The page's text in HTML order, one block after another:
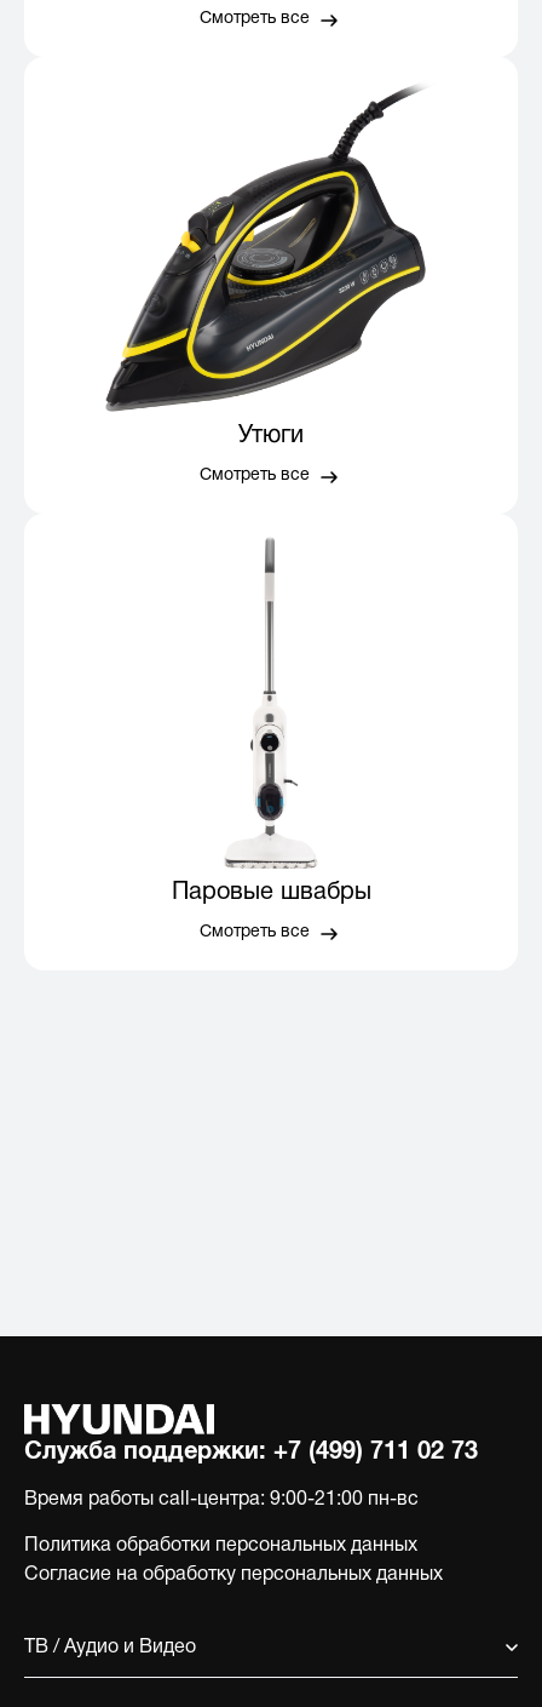
Смотреть все
Утюги
Смотреть все
Паровые швабры
Смотреть все
Служба поддержки: +7 (499) 711 02 73
Время работы call-центра: 9:00-21:00 пн-вс
Политика обработки персональных данных
Согласие на обработку персональных данных
ТВ / Аудио и Видео